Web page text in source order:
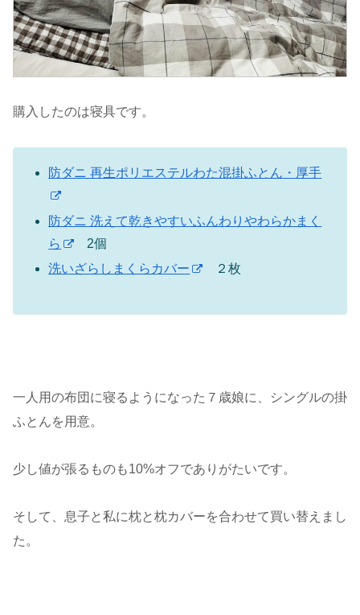
購入したのは寝具です。
防ダニ 再生ポリエステルわた混掛ふとん・厚手
防ダニ 洗えて乾きやすいふんわりやわらかまく
ら
2個
洗いざらしまくらカバー
２枚
一人用の布団に寝るようになった７歳娘に、シングルの掛
ふとんを用意。
少し値が張るものも10%オフでありがたいです。
そして、息子と私に枕と枕カバーを合わせて買い替えまし
た。